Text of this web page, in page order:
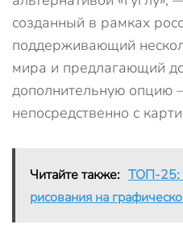
созданный в рамках
поддерживающий
мира и предлагающий
дополнительную опцию
непосредственно с
Читайте также: ТОП-25:
рисования на